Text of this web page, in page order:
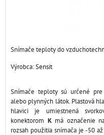
Snímače teploty do
Výrobca:Sensit
Snímače teploty sú určené
alebo plynných látok. Plastová
hlavici je umiestnená
konektorom Kmá označenie
rozsah použitia snímača je -50